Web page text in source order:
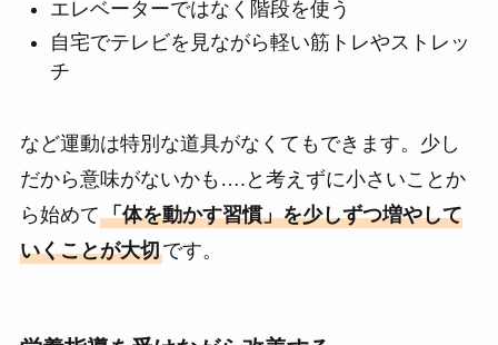
エレベーターではなく階段を使う
自宅でテレビを見ながら軽い筋トレやストレッ
チ
など運動は特別な道具がなくてもできます。少し
だから意味がないかも….と考えずに小さいことか
ら始めて「体を動かす習慣」を少しずつ増やして
いくことが大切です。